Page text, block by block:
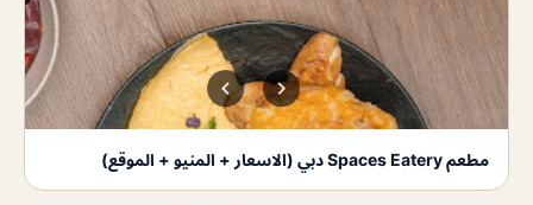
مطعم Spaces Eatery دبي (الاسعار + المنيو + الموقع)